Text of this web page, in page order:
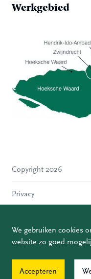
We gebruiken cookies
website zo goed
Accepteren
Werkgebied
Molenlanden
Papendrecht
Gorinchem
Copyright 2026
Privacy
Coordinated